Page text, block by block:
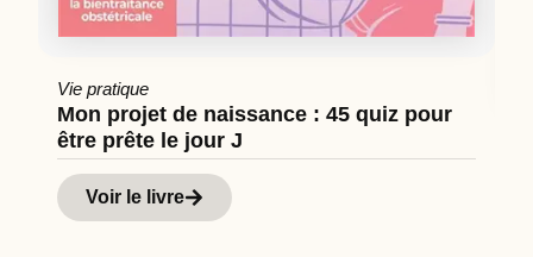
Vie pratique
Mon projet de naissance : 45 quiz pour
être prête le jour J
Voir le livre